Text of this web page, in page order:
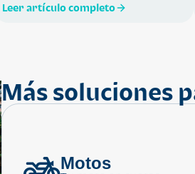
Leer artículo completo
Más soluciones
Motos